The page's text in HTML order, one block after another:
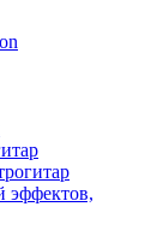
эффектов,